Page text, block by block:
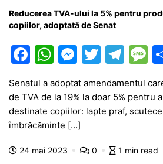
Reducerea TVA-ului la 5% pentru
copiilor, adoptată de Senat
F
c
e
b
o
W
at
s
A
p
M
s
s
e
n
T
itt
er
T
e
gr
m
s
s
g
Senatul a adoptat amendamentul
de TVA de la 19% la doar 5% pentru
destinate copiilor: lapte praf,
îmbrăcăminte […]
24 mai 2023 0 1 min read